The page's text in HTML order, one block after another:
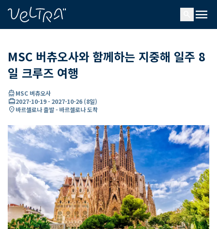
menu
MSC 버츄오사와 함께하는 지중해 일주 8
일 크루즈 여행
directions_boatMSC 버츄오사
card_travel2027-10-19- 2027-10-26 (8일)
location_on바르셀로나 출발 - 바르셀로나 도착